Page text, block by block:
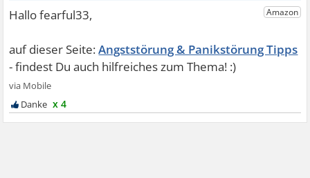
Angststörung & Panikstörung Tipps
x 4